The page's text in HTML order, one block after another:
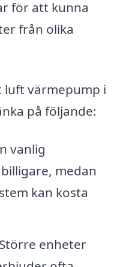
för att kunna
från olika
luft värmepump i
på följande:
vanlig
medan
kan kosta
enheter